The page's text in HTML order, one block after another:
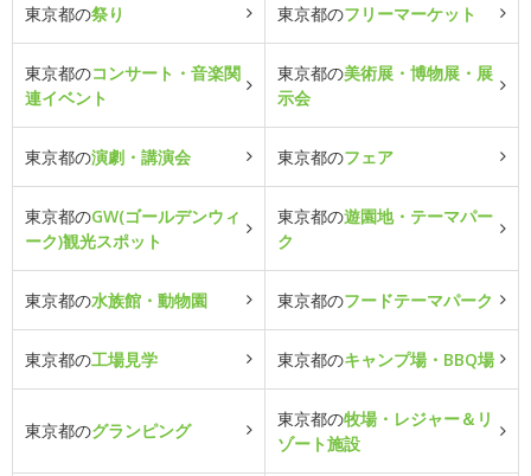
東京都の祭り 東京都のフリーマーケット
東京都のコンサート・音楽関
連イベント
東京都の美術展・博物展・展
示会
東京都の演劇・講演会 東京都のフェア
東京都のGW(ゴールデンウィ
ーク)観光スポット
東京都の遊園地・テーマパー
ク
東京都の水族館・動物園 東京都のフードテーマパーク
東京都の工場見学 東京都のキャンプ場・BBQ場
東京都のグランピング
東京都の牧場・レジャー＆リ
ゾート施設